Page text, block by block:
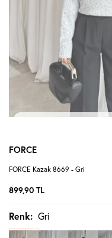
FORCE
FORCE Kazak 8669 - Gri
899,90 TL
Renk: Gri